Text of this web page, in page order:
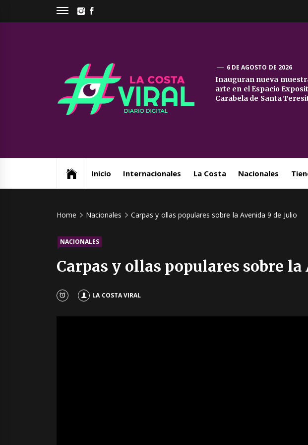
INSTAGRAM
La
Costa
6 DE AGOSTO DE 2026
Inauguran nueva
arte en el Espacio
Carabela de Santa
Inicio Internacionales La Costa Nacionales
Home Nacionales Carpas y ollas populares sobre la Avenida 9 de Julio
NACIONALES
Carpas y ollas populares sobre la
LA COSTA VIRAL